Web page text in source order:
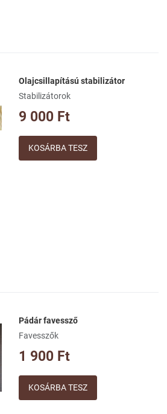
Kívánságlistához adom
Összehasonlításhoz adom
Gyorsnézet
Olajcsillapítású stabilizátor
Stabilizátorok
9 000 Ft
Mennyiség
Kívánságlistához adom
Összehasonlításhoz adom
Gyorsnézet
Pádár favessző
Favesszők
1 900 Ft
Mennyiség